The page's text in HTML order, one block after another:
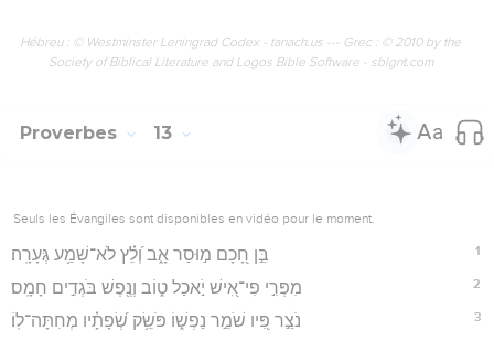
Hébreu : © Westminster Leningrad Codex - tanach.us --- Grec : © 2010 by the
Society of Biblical Literature and Logos Bible Software - sblgnt.com
Proverbes 13
Seuls les Évangiles sont disponibles en vidéo pour le moment.
1 בֵּ֣ן חָ֭כָם מ֣וּסַר אָ֑ב וְ֝לֵ֗ץ לֹא־שָׁמַ֥ע גְּעָרָֽה׃
2 מִפְּרִ֣י פִי־אִ֭ישׁ יֹ֣אכַל ט֑וֹב וְנֶ֖פֶשׁ בֹּגְדִ֣ים חָמָֽס׃
3 נֹצֵ֣ר פִּ֭יו שֹׁמֵ֣ר נַפְשׁ֑וֹ פֹּשֵׂ֥ק שְׂ֝פָתָ֗יו מְחִתָּה־לֽוֹ׃